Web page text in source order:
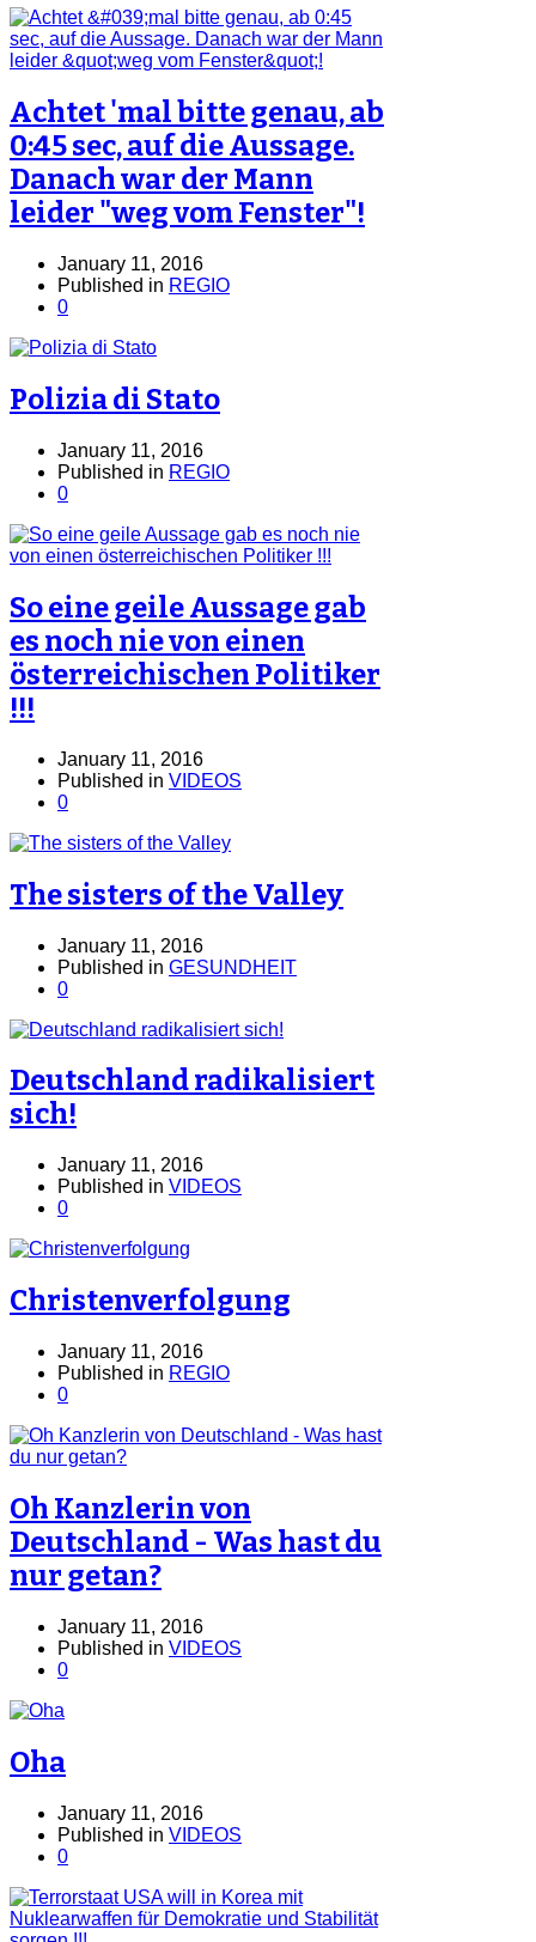
Achtet 'mal bitte genau, ab
0:45 sec, auf die Aussage.
Danach war der Mann
leider "weg vom Fenster"!
January 11, 2016
Published in REGIO
0
Polizia di Stato
January 11, 2016
Published in REGIO
0
So eine geile Aussage gab
es noch nie von einen
österreichischen Politiker
!!!
January 11, 2016
Published in VIDEOS
0
The sisters of the Valley
January 11, 2016
Published in GESUNDHEIT
0
Deutschland radikalisiert
sich!
January 11, 2016
Published in VIDEOS
0
Christenverfolgung
January 11, 2016
Published in REGIO
0
Oh Kanzlerin von
Deutschland - Was hast du
nur getan?
January 11, 2016
Published in VIDEOS
0
Oha
January 11, 2016
Published in VIDEOS
0